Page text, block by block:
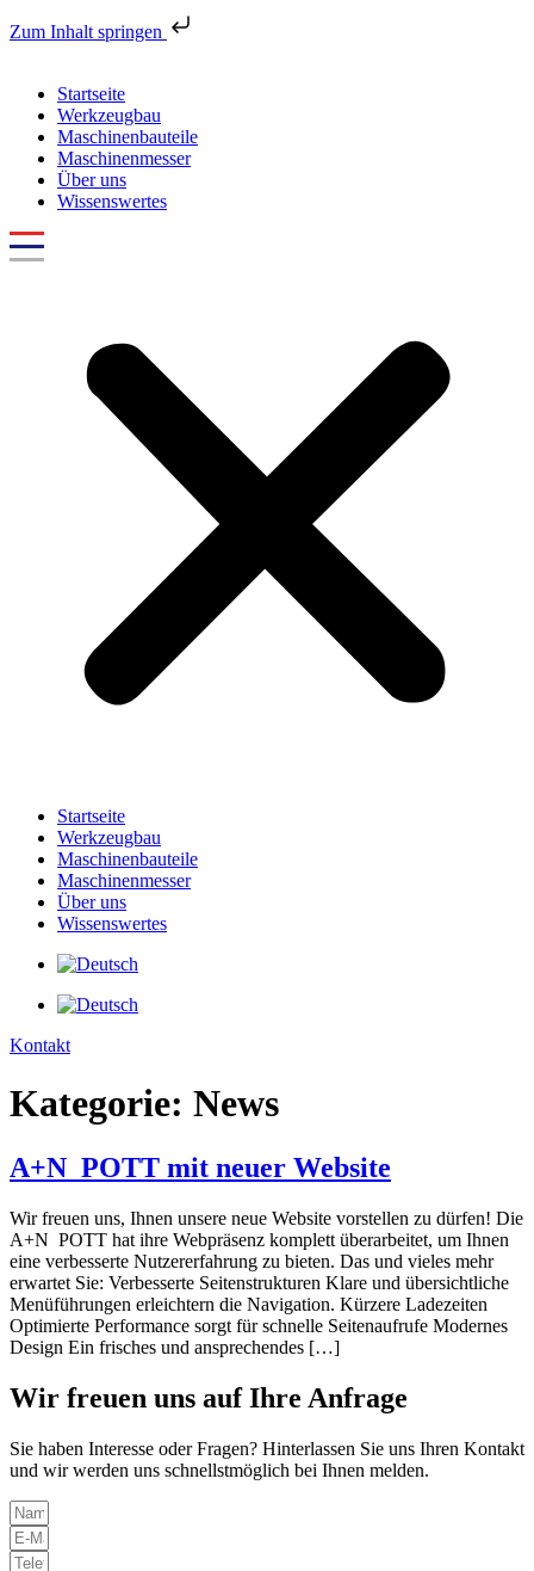
Zum Inhalt springen
Startseite
Werkzeugbau
Maschinenbauteile
Maschinenmesser
Über uns
Wissenswertes
Startseite
Werkzeugbau
Maschinenbauteile
Maschinenmesser
Über uns
Wissenswertes
Kontakt
Kategorie: News
A+N POTT mit neuer Website
Wir freuen uns, Ihnen unsere neue Website vorstellen zu dürfen! Die
A+N POTT hat ihre Webpräsenz komplett überarbeitet, um Ihnen
eine verbesserte Nutzererfahrung zu bieten. Das und vieles mehr
erwartet Sie: Verbesserte Seitenstrukturen Klare und übersichtliche
Menüführungen erleichtern die Navigation. Kürzere Ladezeiten
Optimierte Performance sorgt für schnelle Seitenaufrufe Modernes
Design Ein frisches und ansprechendes […]
Wir freuen uns auf Ihre Anfrage
Sie haben Interesse oder Fragen? Hinterlassen Sie uns Ihren Kontakt
und wir werden uns schnellstmöglich bei Ihnen melden.